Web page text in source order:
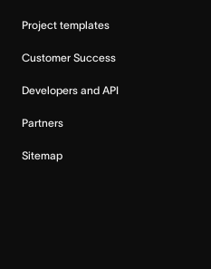
Project templates
Customer Success
Developers and API
Partners
Sitemap